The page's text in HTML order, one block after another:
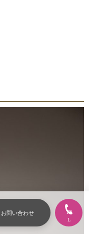
お問い合わせ
TE
L